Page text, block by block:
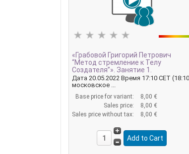
«Грабовой Григорий Петрович
“Метод стремление к Телу
Создателя”». Занятие 1.
Дата 20.05.2022 Время 17:10 CET (18:10
московское ...
Base price for variant:
8,00 €
Sales price:
8,00 €
Sales price without tax:
8,00 €